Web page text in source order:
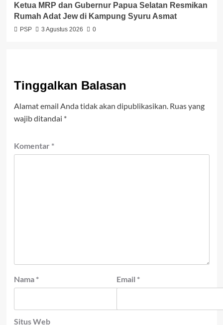
Ketua MRP dan Gubernur Papua Selatan Resmikan
Rumah Adat Jew di Kampung Syuru Asmat
PSP 3 Agustus 2026 0
Tinggalkan Balasan
Alamat email Anda tidak akan dipublikasikan. Ruas yang
wajib ditandai *
Komentar *
Nama * Email *
Situs Web